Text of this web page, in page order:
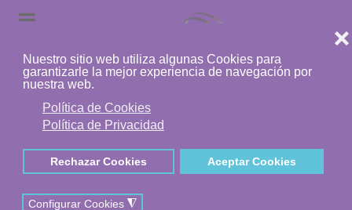
Carpo